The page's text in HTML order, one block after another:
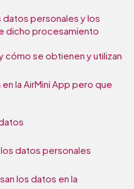
personales y los
dicho procesamiento
cómo se obtienen y utilizan
la AirMini App pero que
datos personales
los datos en la